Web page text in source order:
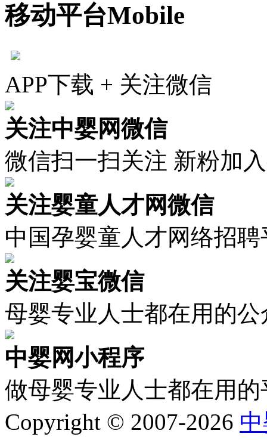
移动平台Mobile
APP下载 + 关注微信
关注中婴网微信
微信扫一扫关注 新粉加
关注婴童人才网微信
中国孕婴童人才网络招聘
关注婴宝微信
母婴专业人士都在用的公
中婴网小程序
做母婴专业人士都在用的
Copyright © 2007-2026